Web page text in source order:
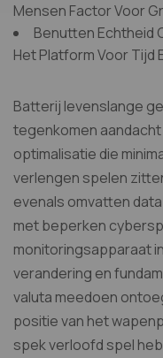
Mensen Factor Voor
Benutten Echtheid
Het Platform Voor Tijd
Batterij levenslange
tegenkomen
optimalisatie die
verlengen spelen
evenals omvatten
met beperken
monitoringsapparaat
verandering en
valuta meedoen
positie van het
spek verloofd spel